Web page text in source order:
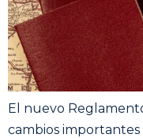
El nuevo
cambios